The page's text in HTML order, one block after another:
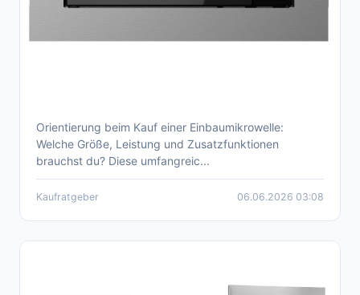
Einbaumikrowelle 2026: Kaufberatung und
Produktvergleich
Orientierung beim Kauf einer Einbaumikrowelle:
Welche Größe, Leistung und Zusatzfunktionen
brauchst du? Diese umfangreic...
Kaufratgeber 06.06.2026 03:08